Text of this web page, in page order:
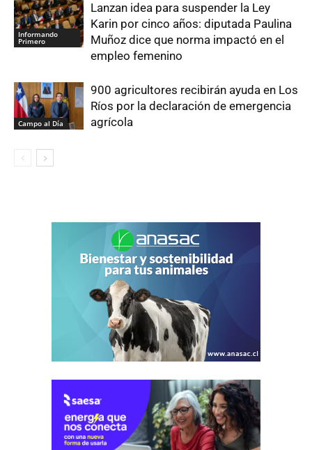
Informando
Primero
Lanzan idea para suspender la Ley
Karin por cinco años: diputada Paulina
Muñoz dice que norma impactó en el
empleo femenino
Campo al Día
900 agricultores recibirán ayuda en Los
Ríos por la declaración de emergencia
agrícola